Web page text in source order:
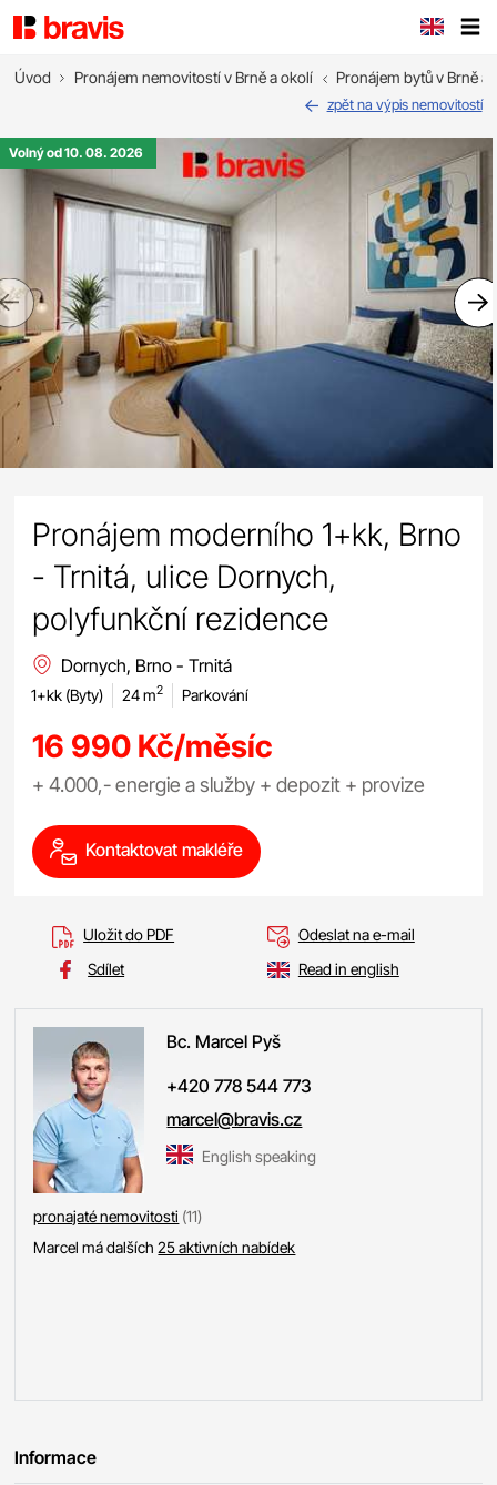
Úvod Pronájem nemovitostí v Brně a okolí Pronájem bytů v Brně a
zpět na výpis nemovitostí
Previous
Volný od 10. 08. 2026
Pronájem moderního 1+kk, Brno
- Trnitá, ulice Dornych,
polyfunkční rezidence
Dornych, Brno - Trnitá
1+kk (Byty) 24 m2 Parkování
16 990 Kč/měsíc
+ 4.000,- energie a služby + depozit + provize
Kontaktovat makléře
Uložit do PDF
Odeslat na e-mail
Sdílet
Read in english
Bc. Marcel Pyš
+420 778 544 773
marcel@bravis.cz
English speaking
pronajaté nemovitosti (11)
Marcel má dalších25 aktivních nabídek
Informace